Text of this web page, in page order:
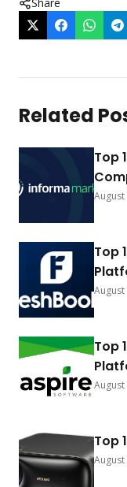
Related
Top
August
Top
August
Top
August
Top
August